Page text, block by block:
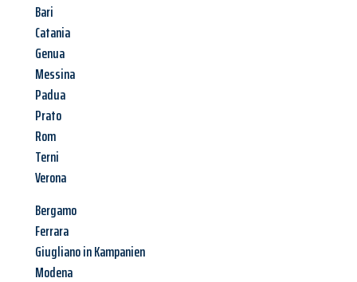
Bari
Catania
Genua
Messina
Padua
Prato
Rom
Terni
Verona
Bergamo
Ferrara
Giugliano in Kampanien
Modena